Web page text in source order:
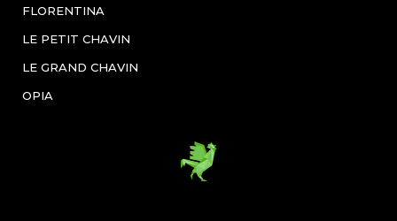
FLORENTINA
LE PETIT CHAVIN
LE GRAND CHAVIN
OPIA